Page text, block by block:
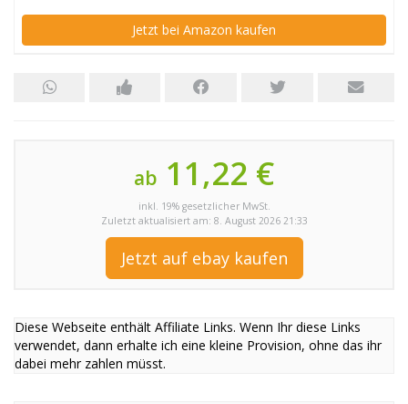
Jetzt bei Amazon kaufen
ab 11,22 €
inkl. 19% gesetzlicher MwSt.
Zuletzt aktualisiert am: 8. August 2026 21:33
Jetzt auf ebay kaufen
Diese Webseite enthält Affiliate Links. Wenn Ihr diese Links
verwendet, dann erhalte ich eine kleine Provision, ohne das ihr
dabei mehr zahlen müsst.